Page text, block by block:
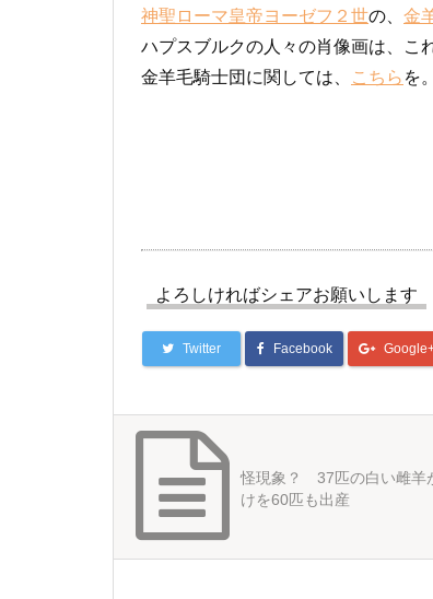
神聖ローマ皇帝ヨーゼフ２世の、 金
ハプスブルクの人々の肖像画は、こ
金羊毛騎士団に関しては、
こちら を。
よろしければシェアお願いします
Twitter Facebook
怪現象？ 37匹の白い雌羊
けを60匹も出産